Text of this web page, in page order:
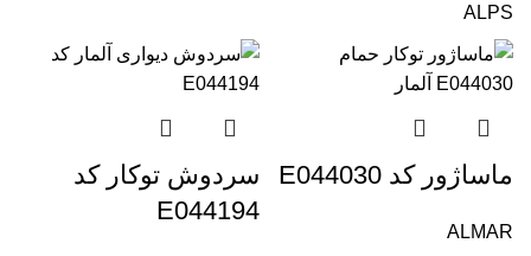
ALPS
ماساژور کد E044030
ALMAR
سردوش توکار کد
E044194